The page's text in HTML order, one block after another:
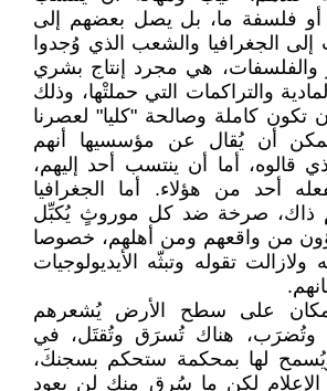
أو فلسفة ما، بل يصل بعضهم إلى
الجغرافيا والشعب الذي وُجدوا
والفلسفات، هي مجرد إنتاج بشري
والتراكمات التي حملتْها، وذلك
تكون كاملة وصالحة "كليا" لعصرنا
أن يُقال عن مؤسسيها أنهم
قالوه، أما أن ينتسب أحد إليهم،
أحد من هؤلاء. أما الجغرافيا
ذاك، صرخة ضد كل موروثٍ يُكبِّل
من واقعهم ومن أهلهم، خصوصا
تقوله وتبثّه الأيديولوجيات
مكان على سطح الأرض يُشعرهم
وتُضرَب، هناك تُسرَق وتُقتَل، في
لها بمحكمة ستحكم بسجنكَ،
لكن ما سُرق منك لن يعود